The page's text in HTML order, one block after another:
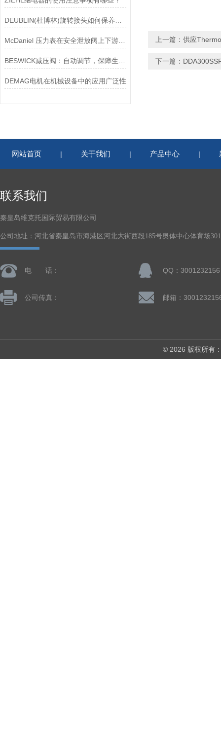
DEUBLIN(杜博林)旋转接头如何保养？需要注意哪些事项？
McDaniel 压力表在安全泄放阀上下游压力监测中的应用
DEMAG电机在机械设备中的应用广泛性
上一篇： 供应
下一篇：
网站首页 | 关于我们 | 产品中心 |
联系我们
秦皇岛维克托国际贸易有限公司
公司地址：河北省秦皇岛市海港区河北大街西段185号奥体中心体育场
电 话： QQ：3001232156
公司传真： 邮箱：
© 2026 版权所有